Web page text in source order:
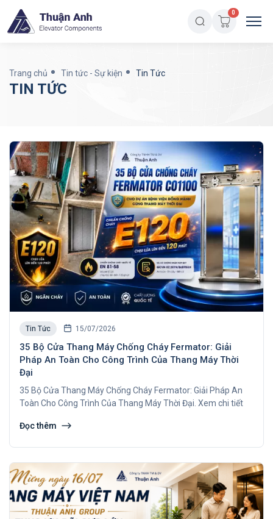
0
Trang chủ Tin tức - Sự kiện Tin Tức
TIN TỨC
Tin Tức 15/07/2026
35 Bộ Cửa Thang Máy Chống Cháy Fermator: Giải
Pháp An Toàn Cho Công Trình Của Thang Máy Thời
Đại
35 Bộ Cửa Thang Máy Chống Cháy Fermator: Giải Pháp An
Toàn Cho Công Trình Của Thang Máy Thời Đại. Xem chi tiết
Đọc thêm